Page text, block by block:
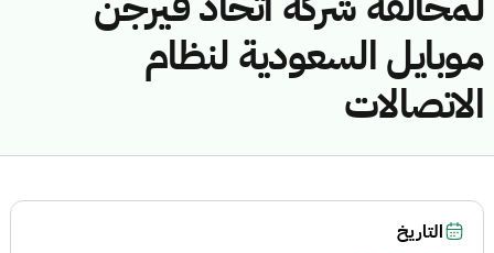
موبايل السعودية لنظام
الاتصالات
التاريخ